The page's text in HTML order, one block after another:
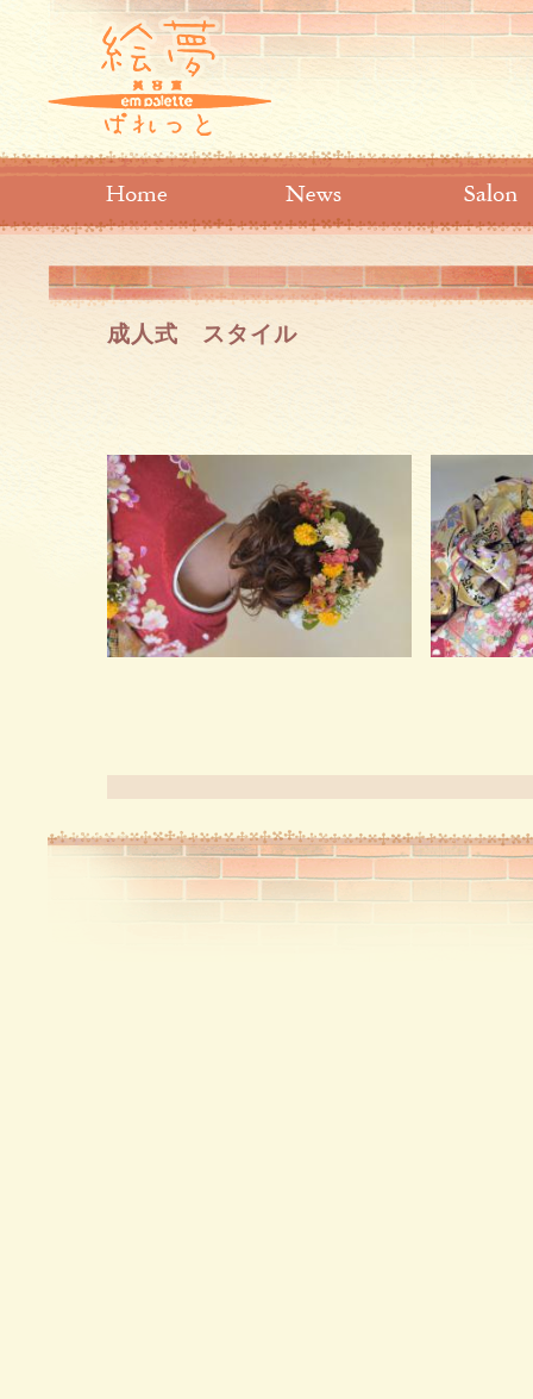
成人式 スタイル